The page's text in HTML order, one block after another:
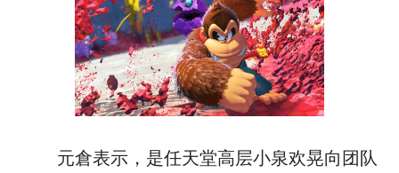
元倉表示，是任天堂高层小泉欢晃向团队